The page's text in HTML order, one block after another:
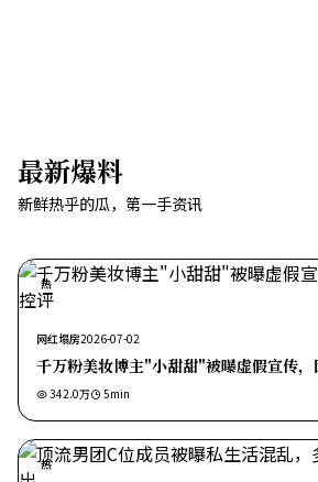
最新爆料
新鲜热乎的瓜，第一手资讯
热
网红塌房2026-07-02
千万粉美妆博主"小甜甜"被曝虚假宣传
342.0万 5min
热